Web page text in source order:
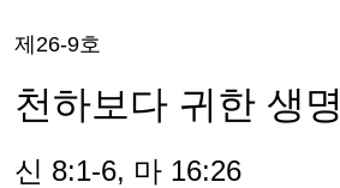
제26-9호
천하보다 귀한 생명
신 8:1-6, 마 16:26